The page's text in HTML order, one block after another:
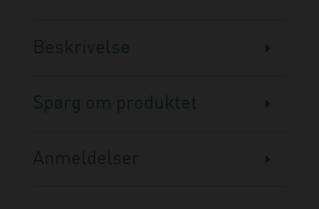
Beskrivelse
Spørg om produktet
Anmeldelser